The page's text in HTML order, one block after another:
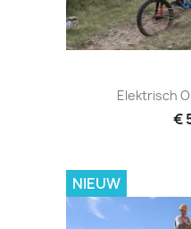
Elektrisch
€
NIEUW